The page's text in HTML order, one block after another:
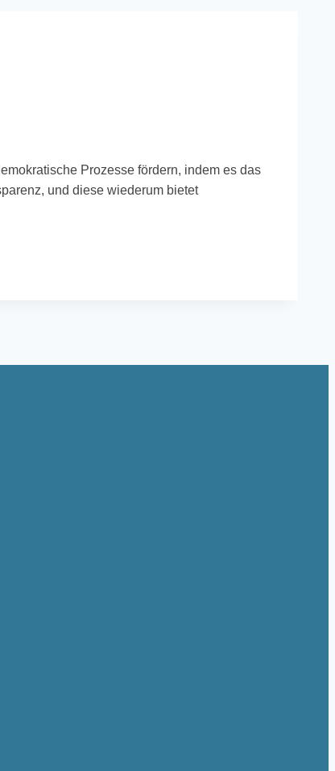
Prozesse fördern, indem es das
und diese wiederum bietet